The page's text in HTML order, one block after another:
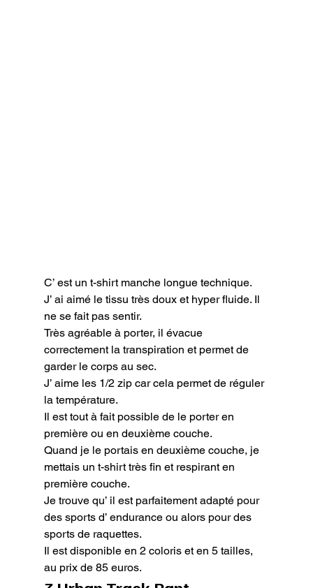
C’ est un t-shirt manche longue technique.
J’ ai aimé le tissu très doux et hyper fluide. Il
ne se fait pas sentir.
Très agréable à porter, il évacue
correctement la transpiration et permet de
garder le corps au sec.
J’ aime les 1/2 zip car cela permet de réguler
la température.
Il est tout à fait possible de le porter en
première ou en deuxième couche.
Quand je le portais en deuxième couche, je
mettais un t-shirt très fin et respirant en
première couche.
Je trouve qu’ il est parfaitement adapté pour
des sports d’ endurance ou alors pour des
sports de raquettes.
Il est disponible en 2 coloris et en 5 tailles,
au prix de 85 euros.